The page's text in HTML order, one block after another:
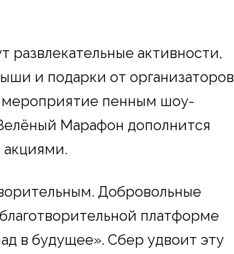
активности,
и подарки от организаторов
мероприятие пенным шоу-
Марафон дополнится
акциями.
Добровольные
платформе
в будущее». Сбер удвоит эту